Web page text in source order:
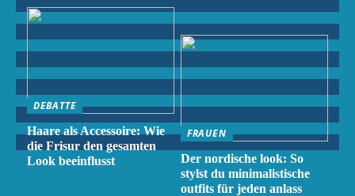
DEBATTE
Haare als Accessoire: Wie
die Frisur den gesamten
Look beeinflusst
FRAUEN
Der nordische look: So
stylst du minimalistische
outfits für jeden anlass